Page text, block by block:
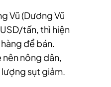
Vũ (Dương Vũ
tấn, thì hiện
để bán.
nên nông dân,
sụt giảm.